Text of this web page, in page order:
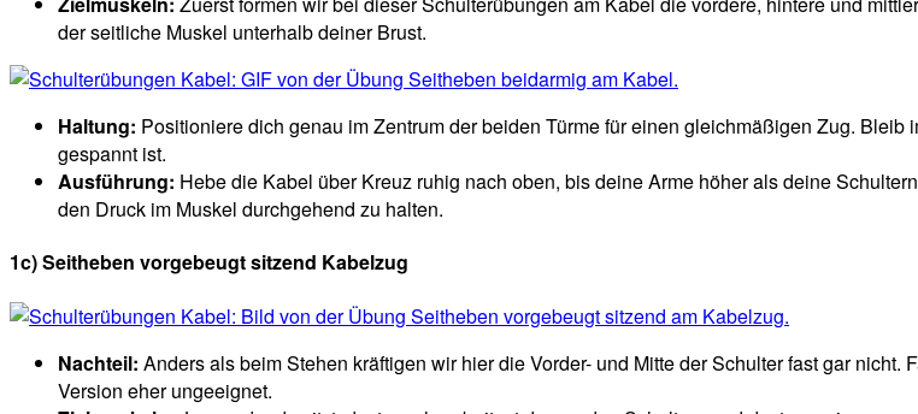
der seitliche Muskel unterhalb deiner Brust.
Haltung: Positioniere dich genau im Zentrum der beiden Türme für einen gleichmäßigen Zug.
gespannt ist.
Ausführung: Hebe die Kabel über Kreuz ruhig nach oben, bis deine Arme höher als deine
den Druck im Muskel durchgehend zu halten.
1c) Seitheben vorgebeugt sitzend Kabelzug
Nachteil: Anders als beim Stehen kräftigen wir hier die Vorder- und Mitte der Schulter fast gar
Version eher ungeeignet.